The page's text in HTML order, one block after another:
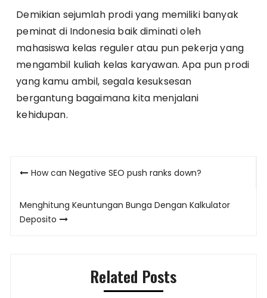
Demikian sejumlah prodi yang memiliki banyak
peminat di Indonesia baik diminati oleh
mahasiswa kelas reguler atau pun pekerja yang
mengambil kuliah kelas karyawan. Apa pun prodi
yang kamu ambil, segala kesuksesan
bergantung bagaimana kita menjalani
kehidupan.
PostHow can Negative SEO push ranks down?
Menghitung Keuntungan Bunga Dengan Kalkulator
Deposito
Related Posts